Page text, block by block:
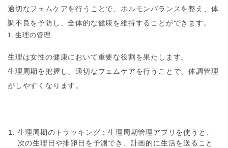
適切なフェムケアを行うことで、ホルモンバランスを整え、体
調不良を予防し、全体的な健康を維持することができます。
1. 生理の管理
生理は女性の健康において重要な役割を果たします。
生理周期を把握し、適切なフェムケアを行うことで、体調管理
がしやすくなります。
生理周期のトラッキング ：生理周期管理アプリを使うと、
次の生理日や排卵日を予測でき、計画的に生活を送ること